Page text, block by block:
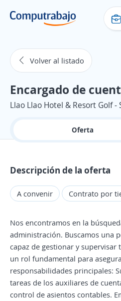
Volver al listado
Encargado de
Llao Llao Hotel & Resort Golf
Oferta
Descripción de la oferta
A convenir Contrato por
Nos encontramos en la
administración. Buscamos una
capaz de gestionar y supervisar
un rol fundamental para
responsabilidades principales:
tareas de los auxiliares de
control de asientos contables.